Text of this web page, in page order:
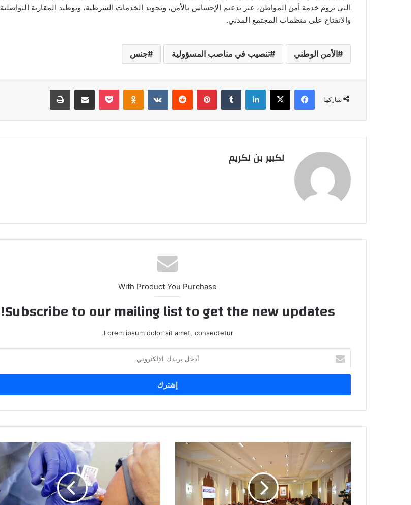
التي تروم خدمة أمن المواطن، عبر تدعيم الإحساس بالأمن، وتجويد الخدمات الشرطية، وتوطيد المقاربة التواصلية
والانفتاح على منظمات المجتمع المدني.
الأمن الوطني تنصيب في مناصب المسؤولية جنس
شاركها
فيسبوك لينكدإن بينتيريست
لكبير بن لكريم
With Product You Purchase
Subscribe to our mailing list to get the new updates!
Lorem ipsum dolor sit amet, consectetur.
خ
ب
د
ا
ل
إ
ل
ك
ل
ج
ن
ة
ا
ل
ح
ت
ا